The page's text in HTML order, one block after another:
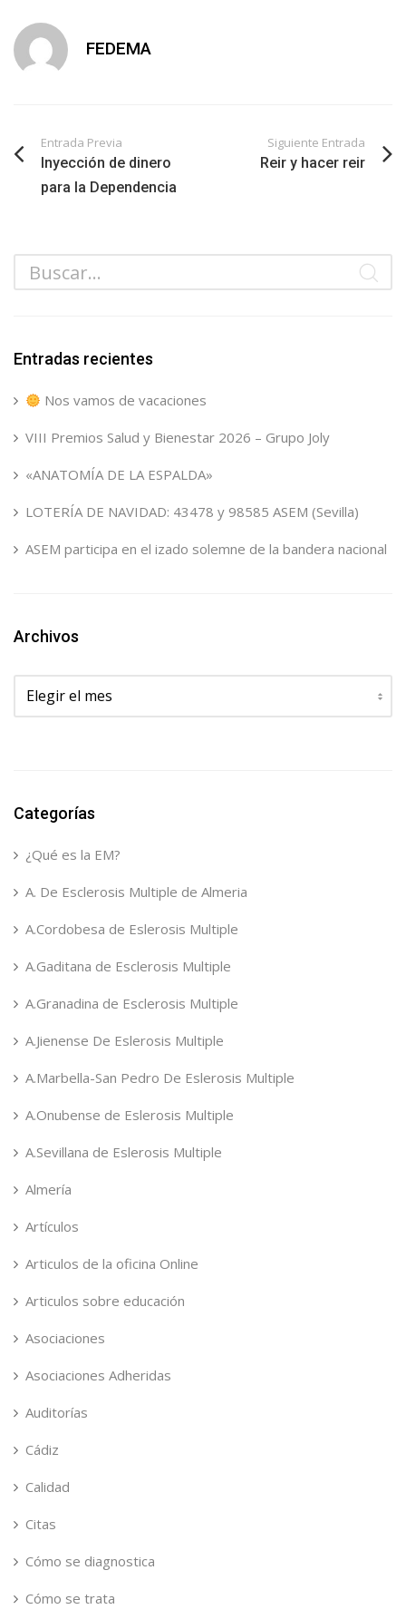
FEDEMA
Entrada Previa
Inyección de dinero
para la Dependencia
Siguiente Entrada
Reir y hacer reir
Entradas recientes
Nos vamos de vacaciones
VIII Premios Salud y Bienestar 2026 – Grupo Joly
«ANATOMÍA DE LA ESPALDA»
LOTERÍA DE NAVIDAD: 43478 y 98585 ASEM (Sevilla)
ASEM participa en el izado solemne de la bandera nacional
Archivos
Archivos
Categorías
¿Qué es la EM?
A. De Esclerosis Multiple de Almeria
A.Cordobesa de Eslerosis Multiple
A.Gaditana de Esclerosis Multiple
A.Granadina de Esclerosis Multiple
A.Jienense De Eslerosis Multiple
A.Marbella-San Pedro De Eslerosis Multiple
A.Onubense de Eslerosis Multiple
A.Sevillana de Eslerosis Multiple
Almería
Artículos
Articulos de la oficina Online
Articulos sobre educación
Asociaciones
Asociaciones Adheridas
Auditorías
Cádiz
Calidad
Citas
Cómo se diagnostica
Cómo se trata